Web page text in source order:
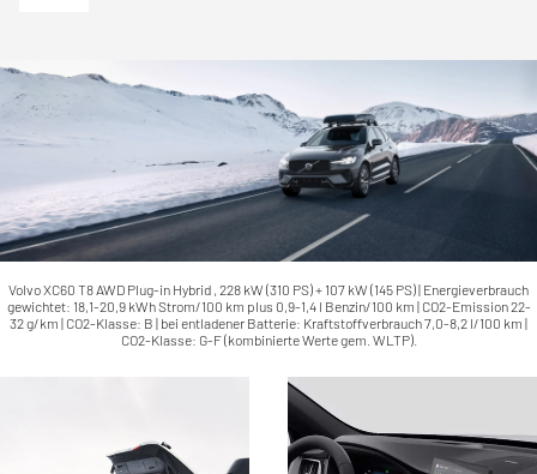
Volvo XC60 T8 AWD Plug-in Hybrid , 228 kW (310 PS) + 107 kW (145 PS) | Energieverbrauch
gewichtet: 18,1-20,9 kWh Strom/100 km plus 0,9-1,4 l Benzin/100 km | CO2-Emission 22-
32 g/km | CO2-Klasse: B | bei entladener Batterie: Kraftstoffverbrauch 7,0-8,2 l/100 km |
CO2-Klasse: G-F (kombinierte Werte gem. WLTP).